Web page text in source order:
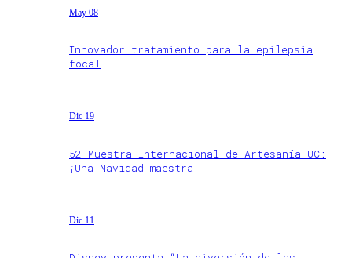
May 08
Innovador tratamiento para la epilepsia
focal
Dic 19
52 Muestra Internacional de Artesanía UC:
¡Una Navidad maestra
Dic 11